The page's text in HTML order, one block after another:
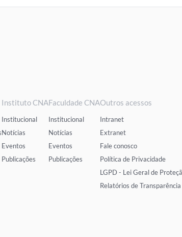
Instituto CNA
Institucional
Notícias
Eventos
Publicações
Faculdade CNA
Institucional
Notícias
Eventos
Publicações
Outros acessos
Intranet
Extranet
Fale conosco
Política de Privacidade
LGPD - Lei Geral de
Relatórios de